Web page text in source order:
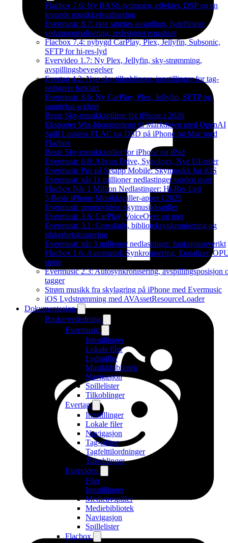
Flacbox 7.6: Ny BASS-lydmotor, effekter, DSP og en
levende musikkvisualisering
Evermusic 8.7: ekte sømløs avspilling, lydeffekter,
volumnormalisering, redesignet equalizer
Flacbox 7.4: nybygd CarPlay, Plex, Jellyfin, Subsonic,
SFTP for hi-res-lyd
Evervideo 1.7: Ny Plex, Jellyfin, sky-strømming,
avspillingsbevegelser
Evertag 4.2: Nye sky-tilkoblinger, innstillinger for tag-
redigerer forklart
Evermusic 8.6: Ny CarPlay, Plex, Jellyfin, SFTP og
sangtekst-widget
Beste Sky-musikkspillere for iPhone i 2026
Eksporter Wix-blogginnlegg til Markdown med OpenAI
Spill Lossless FLAC og DSD på iPhone og Mac med
Flacbox
Beste Sky-musikkspiller for iPhone og iPad
Evermusic 6.8: Aliyun Drive, Synology, Nye UI-stiler
Evermusic Pro på Setapp Mobile: Skymusikk for iOS
Evermusic når 11 millioner nedlastinger verden over
Flacbox Når 1 Million Nedlastinger: Hi-Res Lyd
5 Beste iPhone Musikkspiller-apper i 2025
Evermusic promovideo: skymusikkspiller
Evermusic 3.6: CarPlay, VoiceOver og mer
Evermusic 3.1: Crossfade, biblioteksynkronisering og
sikkerhetskopiering
Evermusic når 3 millioner nedlastinger: funksjonsoverikt
Flacbox 1.6: Automatisk Synkronisering, Equalizer,
støtte
Evermusic 2.3: Autosynkronisering, avspillingsposisjon
tagger
Strøm musikk fra skylagring på iPhone med Evermusic
iOS Lydstrømming med AVAssetResourceLoader
Dokumentasjon
Brukerveiledning
Evermusic
Innstillinger
Lokale filer
Lydspiller
Musikkbibliotek
Navigasjon
Spillelister
Tilkoblinger
Evertag
Innstillinger
Lokale filer
Navigasjon
Tag-editor
Tagfelttilordninger
Tilkoblinger
Evervideo
Filer
Innstillinger
Medieavspiller
Mediebibliotek
Navigasjon
Spillelister
Flacbox